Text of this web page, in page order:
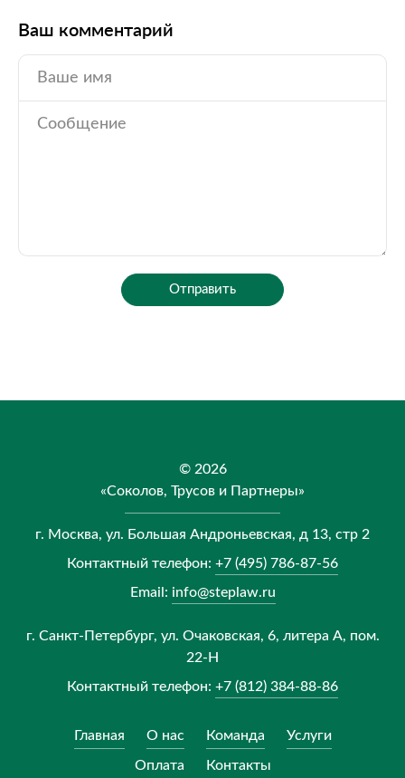
Ваш комментарий
Отправить
© 2026
«Соколов, Трусов и Партнеры»
г. Москва, ул. Большая Андроньевская, д 13, стр 2
Контактный телефон: +7 (495) 786-87-56
Email: info@steplaw.ru
г. Санкт-Петербург, ул. Очаковская, 6, литера А, пом.
22-Н
Контактный телефон: +7 (812) 384-88-86
Главная О нас Команда Услуги
Оплата Контакты